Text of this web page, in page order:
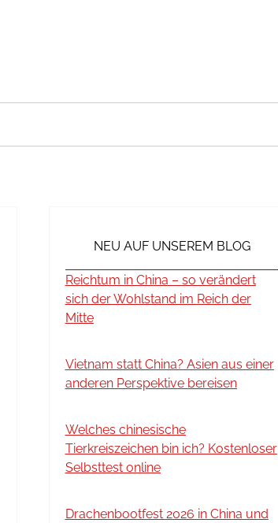
NEU AUF UNSEREM BLOG
Reichtum in China – so verändert
sich der Wohlstand im Reich der
Mitte
Vietnam statt China? Asien aus einer
anderen Perspektive bereisen
Welches chinesische
Tierkreiszeichen bin ich? Kostenloser
Selbsttest online
Drachenbootfest 2026 in China und